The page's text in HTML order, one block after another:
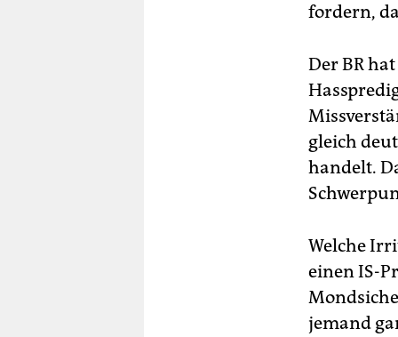
fordern,
Der BR
gleich
handelt.
Welche
einen IS-
jemand